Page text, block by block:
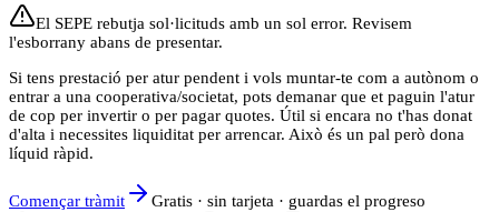
El SEPE rebutja sol·licituds amb un sol error. Revisem
l'esborrany abans de presentar.
Si tens prestació per atur pendent i vols muntar‑te com a autònom o
entrar a una cooperativa/societat, pots demanar que et paguin l'atur
de cop per invertir o per pagar quotes. Útil si encara no t'has donat
d'alta i necessites liquiditat per arrencar. Això és un pal però dona
líquid ràpid.
Començar tràmit
Gratis · sin tarjeta · guardas el progreso